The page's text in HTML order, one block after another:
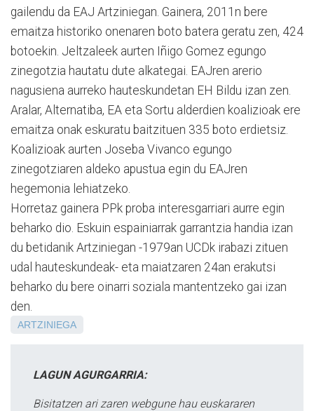
gailendu da EAJ Artziniegan. Gainera, 2011n bere
emaitza historiko onenaren boto batera geratu zen, 424
botoekin. Jeltzaleek aurten Iñigo Gomez egungo
zinegotzia hautatu dute alkategai. EAJren arerio
nagusiena aurreko hauteskundetan EH Bildu izan zen.
Aralar, Alternatiba, EA eta Sortu alderdien koalizioak ere
emaitza onak eskuratu baitzituen 335 boto erdietsiz.
Koalizioak aurten Joseba Vivanco egungo
zinegotziaren aldeko apustua egin du EAJren
hegemonia lehiatzeko.
Horretaz gainera PPk proba interesgarriari aurre egin
beharko dio. Eskuin espainiarrak garrantzia handia izan
du betidanik Artziniegan -1979an UCDk irabazi zituen
udal hauteskundeak- eta maiatzaren 24an erakutsi
beharko du bere oinarri soziala mantentzeko gai izan
den.
ARTZINIEGA
LAGUN AGURGARRIA:
Bisitatzen ari zaren webgune hau euskararen